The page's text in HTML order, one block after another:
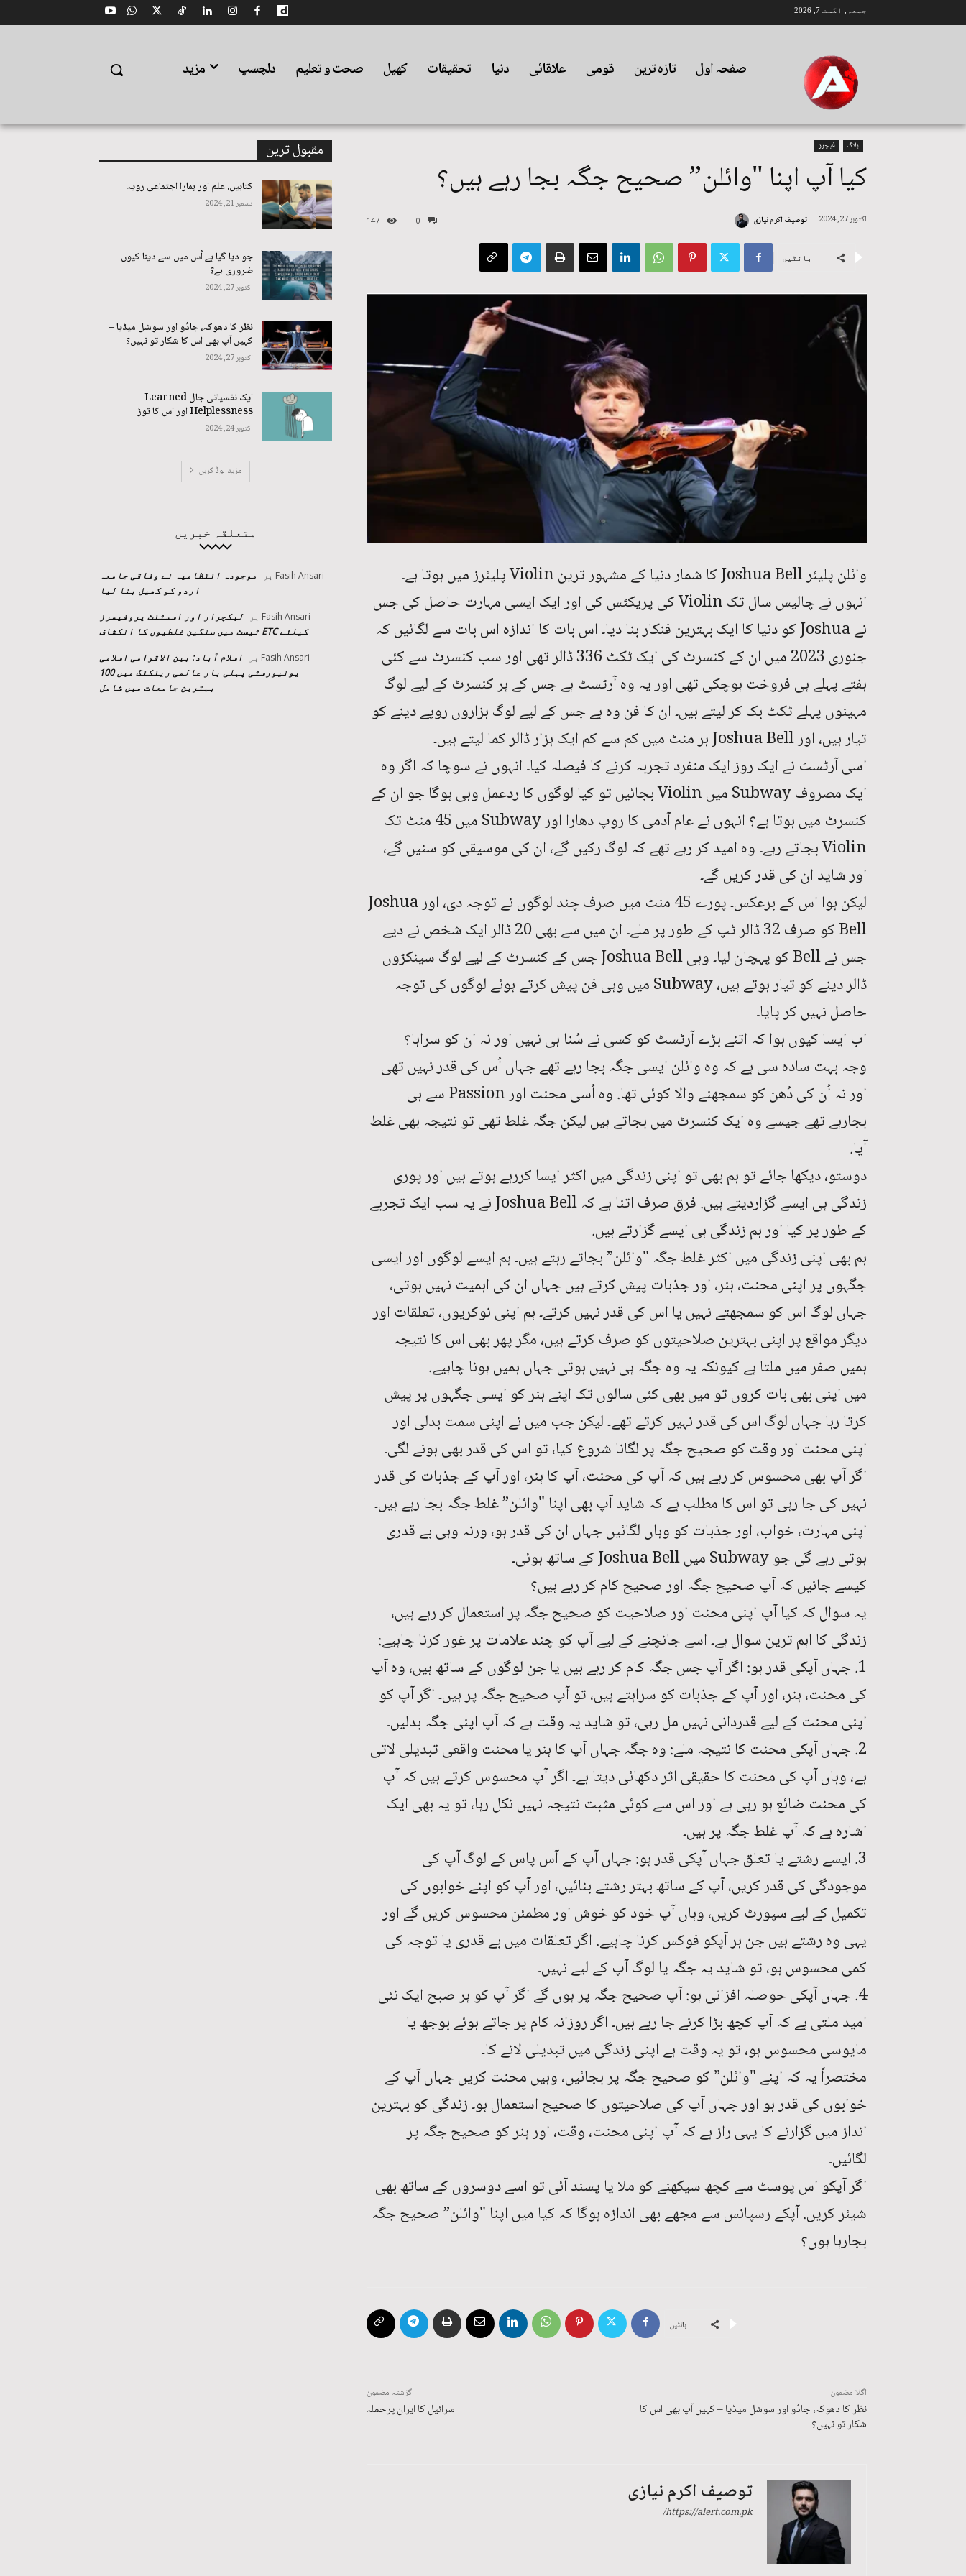
جمعہ, اگست 7, 2026
صفحہ اول تازہ ترین قومی علاقائی دنیا تحقیقات کھیل صحت و تعلیم دلچسپ مزید
بلاگ فیچرز
کیا آپ اپنا "وائلن” صحیح جگہ بجا رہے ہیں؟
0
147 اکتوبر 27, 2024 توصیف اکرم نیازی
بانٹیں
وائلن پلیئر Joshua Bell کا شمار دنیا کے مشہور ترین Violin پلیئرز میں ہوتا ہے۔
انہوں نے چالیس سال تک Violin کی پریکٹس کی اور ایک ایسی مہارت حاصل کی جس
نے Joshua کو دنیا کا ایک بہترین فنکار بنا دیا۔ اس بات کا اندازہ اس بات سے لگائیں کہ
جنوری 2023 میں ان کے کنسرٹ کی ایک ٹکٹ 336 ڈالر تھی اور سب کنسرٹ سے کئی
ہفتے پہلے ہی فروخت ہوچکی تھی اور یہ وہ آرٹسٹ ہے جس کے ہر کنسرٹ کے لیے لوگ
مہینوں پہلے ٹکٹ بک کر لیتے ہیں۔ ان کا فن وہ ہے جس کے لیے لوگ ہزاروں روپے دینے کو
تیار ہیں، اور Joshua Bell ہر منٹ میں کم سے کم ایک ہزار ڈالر کما لیتے ہیں۔
اسی آرٹسٹ نے ایک روز ایک منفرد تجربہ کرنے کا فیصلہ کیا۔ انہوں نے سوچا کہ اگر وہ
ایک مصروف Subway میں Violin بجائیں تو کیا لوگوں کا ردعمل وہی ہوگا جو ان کے
کنسرٹ میں ہوتا ہے؟ انہوں نے عام آدمی کا روپ دھارا اور Subway میں 45 منٹ تک
Violin بجاتے رہے۔ وہ امید کر رہے تھے کہ لوگ رکیں گے، ان کی موسیقی کو سنیں گے،
اور شاید ان کی قدر کریں گے۔
لیکن ہوا اس کے برعکس۔ پورے 45 منٹ میں صرف چند لوگوں نے توجہ دی، اور Joshua
Bell کو صرف 32 ڈالر ٹپ کے طور پر ملے۔ ان میں سے بھی 20 ڈالر ایک شخص نے دیے
جس نے Bell کو پہچان لیا۔ وہی Joshua Bell جس کے کنسرٹ کے لیے لوگ سینکڑوں
ڈالر دینے کو تیار ہوتے ہیں، Subway میں وہی فن پیش کرتے ہوئے لوگوں کی توجہ
حاصل نہیں کر پایا۔
اب ایسا کیوں ہوا کہ اتنے بڑے آرٹسٹ کو کسی نے سُنا ہی نہیں اور نہ ان کو سراہا؟
وجہ بہت سادہ سی ہے کہ وہ وائلن ایسی جگہ بجا رہے تھے جہاں اُس کی قدر نہیں تھی
اور نہ اُن کی دُھن کو سمجھنے والا کوئی تھا. وہ اُسی محنت اور Passion سے ہی
بجارہے تھے جیسے وہ ایک کنسرٹ میں بجاتے ہیں لیکن جگہ غلط تھی تو نتیجہ بھی غلط
آیا.
دوستو، دیکھا جائے تو ہم بھی تو اپنی زندگی میں اکثر ایسا کررہے ہوتے ہیں اور پوری
زندگی ہی ایسے گزاردیتے ہیں. فرق صرف اتنا ہے کہ Joshua Bell نے یہ سب ایک تجربے
کے طور پر کیا اور ہم زندگی ہی ایسے گزارتے ہیں.
ہم بھی اپنی زندگی میں اکثر غلط جگہ "وائلن” بجاتے رہتے ہیں۔ ہم ایسے لوگوں اور ایسی
جگہوں پر اپنی محنت، ہنر، اور جذبات پیش کرتے ہیں جہاں ان کی اہمیت نہیں ہوتی،
جہاں لوگ اس کو سمجھتے نہیں یا اس کی قدر نہیں کرتے۔ ہم اپنی نوکریوں، تعلقات اور
دیگر مواقع پر اپنی بہترین صلاحیتوں کو صرف کرتے ہیں، مگر پھر بھی اس کا نتیجہ
ہمیں صفر میں ملتا ہے کیونکہ یہ وہ جگہ ہی نہیں ہوتی جہاں ہمیں ہونا چاہیے.
میں اپنی بھی بات کروں تو میں بھی کئی سالوں تک اپنے ہنر کو ایسی جگہوں پر پیش
کرتا رہا جہاں لوگ اس کی قدر نہیں کرتے تھے۔ لیکن جب میں نے اپنی سمت بدلی اور
اپنی محنت اور وقت کو صحیح جگہ پر لگانا شروع کیا، تو اس کی قدر بھی ہونے لگی۔
اگر آپ بھی محسوس کر رہے ہیں کہ آپ کی محنت، آپ کا ہنر، اور آپ کے جذبات کی قدر
نہیں کی جا رہی تو اس کا مطلب ہے کہ شاید آپ بھی اپنا "وائلن” غلط جگہ بجا رہے ہیں۔
اپنی مہارت، خواب، اور جذبات کو وہاں لگائیں جہاں ان کی قدر ہو، ورنہ وہی بے قدری
ہوتی رہے گی جو Subway میں Joshua Bell کے ساتھ ہوئی۔
کیسے جانیں کہ آپ صحیح جگہ اور صحیح کام کر رہے ہیں؟
یہ سوال کہ کیا آپ اپنی محنت اور صلاحیت کو صحیح جگہ پر استعمال کر رہے ہیں،
زندگی کا اہم ترین سوال ہے۔ اسے جانچنے کے لیے آپ کو چند علامات پر غور کرنا چاہیے:
1. جہاں آپکی قدر ہو: اگر آپ جس جگہ کام کر رہے ہیں یا جن لوگوں کے ساتھ ہیں، وہ آپ
کی محنت، ہنر، اور آپ کے جذبات کو سراہتے ہیں، تو آپ صحیح جگہ پر ہیں۔ اگر آپ کو
اپنی محنت کے لیے قدردانی نہیں مل رہی، تو شاید یہ وقت ہے کہ آپ اپنی جگہ بدلیں۔
2. جہاں آپکی محنت کا نتیجہ ملے: وہ جگہ جہاں آپ کا ہنر یا محنت واقعی تبدیلی لاتی
ہے، وہاں آپ کی محنت کا حقیقی اثر دکھائی دیتا ہے۔ اگر آپ محسوس کرتے ہیں کہ آپ
کی محنت ضائع ہو رہی ہے اور اس سے کوئی مثبت نتیجہ نہیں نکل رہا، تو یہ بھی ایک
اشارہ ہے کہ آپ غلط جگہ پر ہیں۔
3. ایسے رشتے یا تعلق جہاں آپکی قدر ہو: جہاں آپ کے آس پاس کے لوگ آپ کی
موجودگی کی قدر کریں، آپ کے ساتھ بہتر رشتے بنائیں، اور آپ کو اپنے خوابوں کی
تکمیل کے لیے سپورٹ کریں، وہاں آپ خود کو خوش اور مطمئن محسوس کریں گے اور
یہی وہ رشتے ہیں جن ہر آپکو فوکس کرنا چاہیے. اگر تعلقات میں بے قدری یا توجہ کی
کمی محسوس ہو، تو شاید یہ جگہ یا لوگ آپ کے لیے نہیں۔
4. جہاں آپکی حوصلہ افزائی ہو: آپ صحیح جگہ پر ہوں گے اگر آپ کو ہر صبح ایک نئی
امید ملتی ہے کہ آپ کچھ بڑا کرنے جا رہے ہیں۔ اگر روزانہ کام پر جاتے ہوئے بوجھ یا
مایوسی محسوس ہو، تو یہ وقت ہے اپنی زندگی میں تبدیلی لانے کا۔
مختصراً یہ کہ اپنے "وائلن” کو صحیح جگہ پر بجائیں، وہیں محنت کریں جہاں آپ کے
خوابوں کی قدر ہو اور جہاں آپ کی صلاحیتوں کا صحیح استعمال ہو۔ زندگی کو بہترین
انداز میں گزارنے کا یہی راز ہے کہ آپ اپنی محنت، وقت، اور ہنر کو صحیح جگہ پر
لگائیں۔
اگر آپکو اس پوسٹ سے کچھ سیکھنے کو ملا یا پسند آئی تو اسے دوسروں کے ساتھ بھی
شیئر کریں. آپکے رسپانس سے مجھے بھی اندازہ ہوگا کہ کیا میں اپنا "وائلن” صحیح جگہ
بجارہا ہوں؟
بانٹیں
گزشتہ مضمون
اسرائیل کا ایران پرحملہ
اگلا مضمون
نظر کا دھوکہ، جادُو اور سوشل میڈیا – کہیں آپ بھی اس کا
شکار تو نہیں؟
توصیف اکرم نیازی
https://alert.com.pk/
مقبول ترین
کتابیں، علم اور ہمارا اجتماعی رویہ
دسمبر 21, 2024
جو دیا گیا ہے اُس میں سے دینا کیوں
ضروری ہے؟
اکتوبر 27, 2024
نظر کا دھوکہ، جادُو اور سوشل میڈیا –
کہیں آپ بھی اس کا شکار تو نہیں؟
اکتوبر 27, 2024
ایک نفسیاتی جال Learned
Helplessness اور اس کا توڑ
اکتوبر 24, 2024
مزید لوڈ کریں
متعلقہ خبریں
Fasih Ansari پر
موجودہ انتظامیہ نے وفاقی جامعہ
اردو کو کھیل بنا لیا
Fasih Ansari پر
لیکچرار اور اسسٹنٹ پروفیسرز
کیلئے ETC ٹیسٹ میں سنگین غلطیوں کا انکشاف
Fasih Ansari پر
اسلام آباد: بین الاقوامی اسلامی
یونیورسٹی پہلی بار عالمی رینکنگ میں 100
بہترین جامعات میں شامل